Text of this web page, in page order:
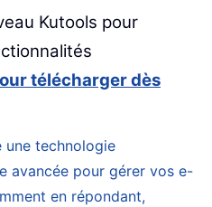
Kutools pour
télécharger dès
une technologie
avancée pour gérer vos e-
en répondant,